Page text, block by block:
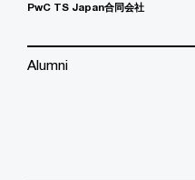
PwC TS Japan合同会社
Alumni